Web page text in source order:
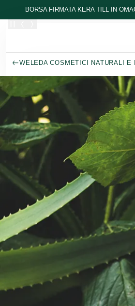
Passa al contenuto principale
BORSA FIRMATA KERA TILL IN
WELEDA COSMETICI NATURALI E